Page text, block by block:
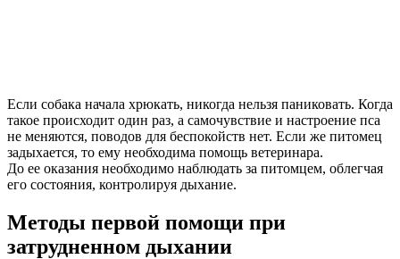
Если собака начала хрюкать, никогда нельзя паниковать. Когда
такое происходит один раз, а самочувствие и настроение пса
не меняются, поводов для беспокойств нет. Если же питомец
задыхается, то ему необходима помощь ветеринара.
До ее оказания необходимо наблюдать за питомцем, облегчая
его состояния, контролируя дыхание.
Методы первой помощи при
затрудненном дыхании